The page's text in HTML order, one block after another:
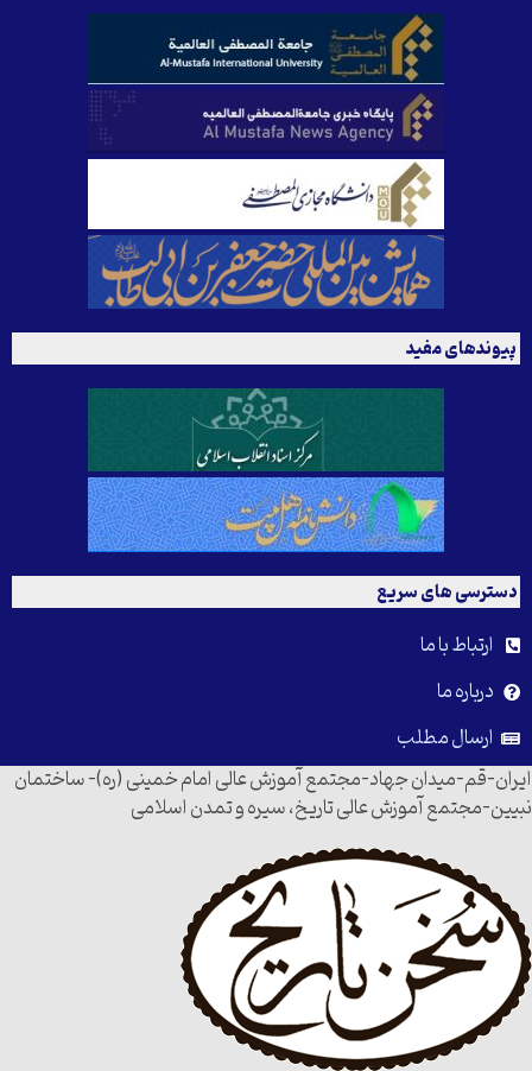
پیوندهای مفید
دسترسی های سریع
ارتباط با ما
درباره ما
ارسال مطلب
ایران-قم-میدان جهاد-مجتمع آموزش عالی امام خمینی (ره)- ساختمان
نبیین-مجتمع آموزش عالی تاریخ، سیره و تمدن اسلامی